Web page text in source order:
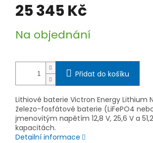
25 345 Kč
cena:
Na objednání
Přidat do košíku
Lithiové baterie Victron Energy Lithium
železo-fosfátové baterie (LiFePO4 nebo
jmenovitým napětím 12,8 V, 25,6 V a
kapacitách.
Detailní informace